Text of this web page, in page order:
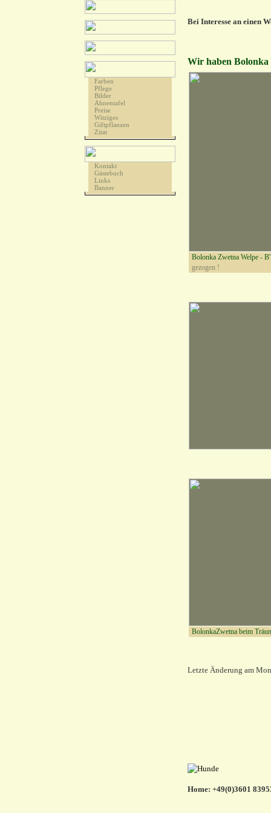
Farben
Pflege
Bilder
Ahnentafel
Preise
Witziges
Giftpflanzen
Zitat
Kontakt
Gästebuch
Links
Banner
Bei Interesse an einen
Wir haben
Bolonka Zwetna Welpe -
gezogen !
BolonkaZwetna beim
Letzte Änderung am
Home: +49(0)3601